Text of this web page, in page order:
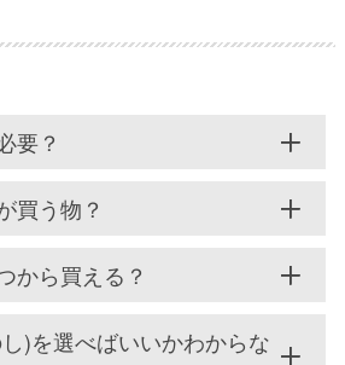
要？
買う物？
から買える？
)を選べばいいかわからな